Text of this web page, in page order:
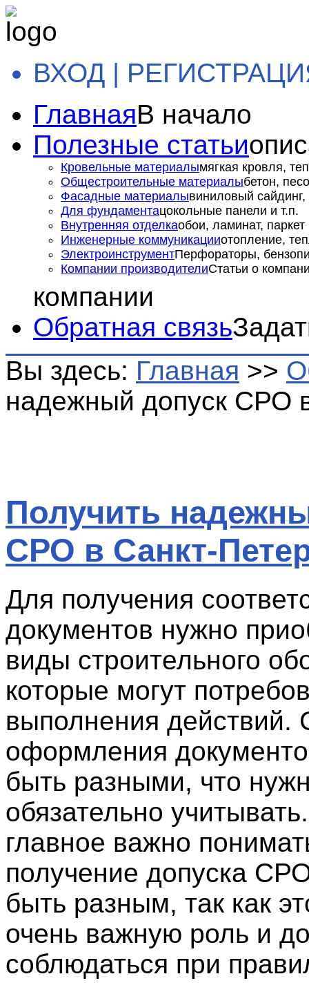
ВХОД |
ГлавнаяВ начало
Полезные статьи
Кровельные материалымягкая кровля,
Общестроительные материалыбетон,
Фасадные материалывиниловый сайдинг,
Для фундаментацокольные панели и т.п.
Внутренняя отделкаобои, ламинат, паркет
Инженерные коммуникацииотопление,
ЭлектроинструментПерфораторы,
Компании производителиСтатьи о
компании
Обратная связь
Вы здесь: Главная >>
надежный допуск СРО
Получить
СРО в Санкт-
Для получения
документов нужно
виды строительного
которые могут
выполнения действий.
оформления
быть разными, что
обязательно
главное важно
получение допуска
быть разным, так как
очень важную роль и
соблюдаться при